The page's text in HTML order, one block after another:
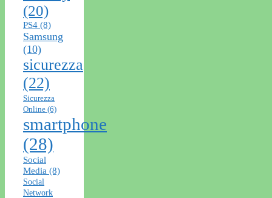
(20)
PS4 (8)
Samsung
(10)
sicurezza
(22)
Sicurezza
Online (6)
smartphone
(28)
Social
Media (8)
Social
Network